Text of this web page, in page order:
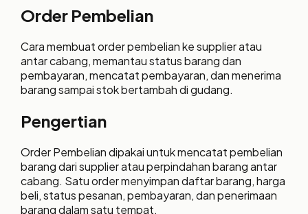
Order Pembelian
Cara membuat order pembelian ke supplier atau
antar cabang, memantau status barang dan
pembayaran, mencatat pembayaran, dan menerima
barang sampai stok bertambah di gudang.
Pengertian
Order Pembelian dipakai untuk mencatat pembelian
barang dari supplier atau perpindahan barang antar
cabang. Satu order menyimpan daftar barang, harga
beli, status pesanan, pembayaran, dan penerimaan
barang dalam satu tempat.